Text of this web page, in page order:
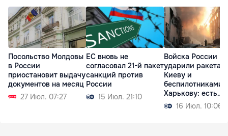
Посольство Молдовы
в России
приостановит выдачу
документов на месяц
27 Июл. 07:27
ЕС вновь не
согласовал 21-й пакет
санкций против
России
15 Июл. 21:10
Войска России
ударили
Киеву и
беспилотниками
Харькову: есть
жертвы16 Июл. 10:06